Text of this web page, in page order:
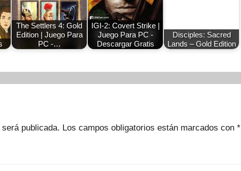
The Settlers 4: Gold
Edition | Juego Para
PC -…
IGI-2: Covert Strike |
Juego Para PC -
Descargar Gratis
Disciples: Sacred
Lands – Gold Edition
publicada. Los campos obligatorios están marcados con *